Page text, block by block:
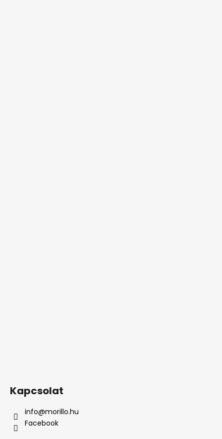
Kapcsolat
info@morillo.hu
Facebook